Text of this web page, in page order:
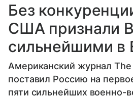
Без
США признали
сильнейшими в
Американский журнал
поставил Россию на
пяти сильнейших военно-